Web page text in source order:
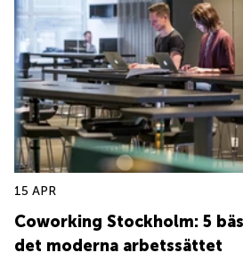
15 APR
Coworking Stockholm: 5
det moderna arbetssättet